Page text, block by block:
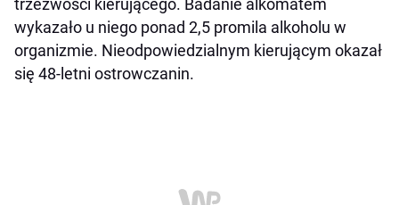
trzeźwości kierującego. Badanie alkomatem
wykazało u niego ponad 2,5 promila alkoholu w
organizmie. Nieodpowiedzialnym kierującym okazał
się 48-letni ostrowczanin.